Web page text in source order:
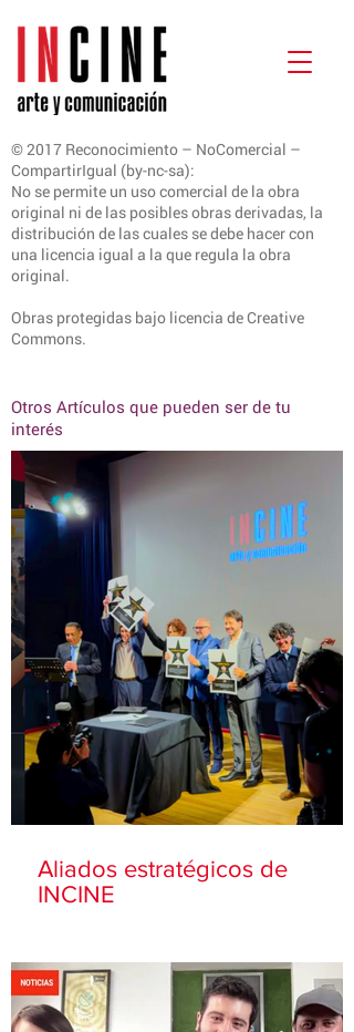
© 2017 Reconocimiento – NoComercial –
CompartirIgual (by-nc-sa):
No se permite un uso comercial de la obra
original ni de las posibles obras derivadas, la
distribución de las cuales se debe hacer con
una licencia igual a la que regula la obra
original.
Obras protegidas bajo licencia de Creative
Commons.
Otros Artículos que pueden ser de tu
interés
Aliados estratégicos de
INCINE